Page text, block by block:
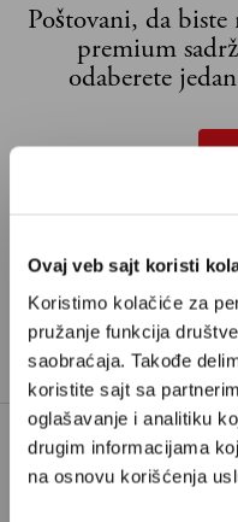
Ovaj veb sajt koristi
Koristimo kolačiće za
pružanje funkcija
saobraćaja. Takođe
koristite sajt sa
oglašavanje i analitiku
drugim informacijama
na osnovu korišćenja
Poštovani, da
premium
odaberete
TAGOVI: